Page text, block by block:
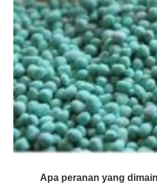
Apa peranan yang